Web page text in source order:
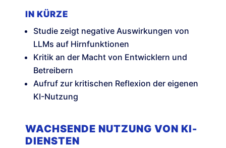
IN KÜRZE
Studie zeigt negative Auswirkungen von
LLMs auf Hirnfunktionen
Kritik an der Macht von Entwicklern und
Betreibern
Aufruf zur kritischen Reflexion der eigenen
KI-Nutzung
WACHSENDE NUTZUNG VON KI-
DIENSTEN